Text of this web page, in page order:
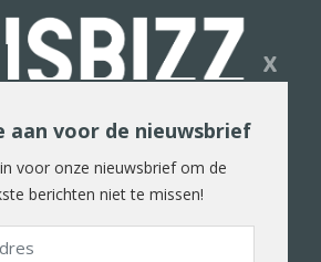
in woord en beeld
X
aan voor de nieuwsbrief
voor onze nieuwsbrief om de
berichten niet te missen!